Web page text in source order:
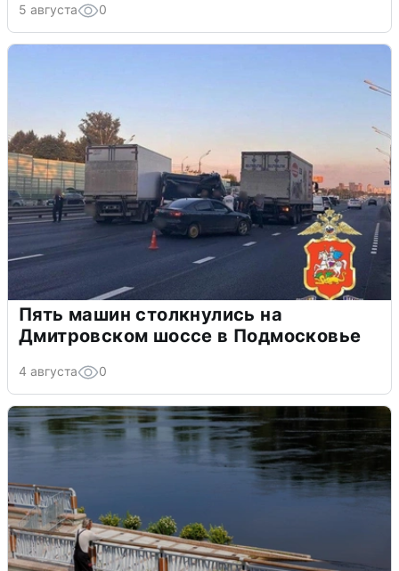
5 августа 0
Пять машин столкнулись на
Дмитровском шоссе в Подмосковье
4 августа 0